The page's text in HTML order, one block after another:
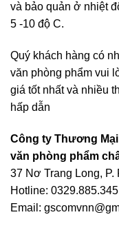
và bảo quản ở nhiệt
5 -10 độ C.
Quý khách hàng có
văn phòng phẩm vui
giá tốt nhất và nhiều
hấp dẫn
Công ty Thương
văn phòng phẩm
37 Nơ Trang Long, P.
Hotline: 0329.885.345
Email: